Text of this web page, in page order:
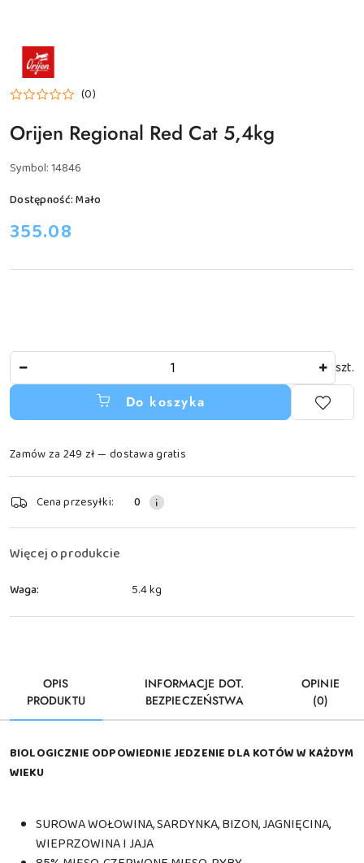
NAZWA
PRODUCENTA:
ORIJEN
(0)
Orijen Regional Red Cat 5,4kg
Symbol:14846
Dostępność:Mało
cena:
355.08
szt.
Do koszyka
Zamów za 249 zł — dostawa gratis
i
dostawa
Cena przesyłki: 0
Więcej o produkcie
Waga: 5.4 kg
OPIS
PRODUKTU
INFORMACJE DOT.
BEZPIECZEŃSTWA
OPINIE
(0)
BIOLOGICZNIE ODPOWIEDNIE JEDZENIE DLA KOTÓW W KAŻDYM
WIEKU
SUROWA WOŁOWINA, SARDYNKA, BIZON, JAGNIĘCINA,
WIEPRZOWINA I JAJA